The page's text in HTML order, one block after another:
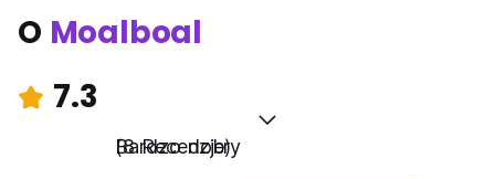
O Moalboal
7.3
Bardzo dobry
(8 Recenzje)